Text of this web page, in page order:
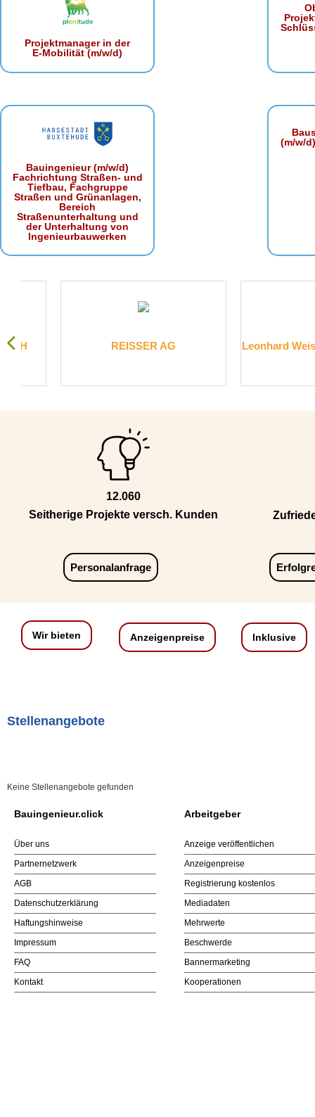
Projektmanager in der
E‑Mobilität (m/w/d)
Bauingenieur (m/w/d)
Fachrichtung Straßen- und
Tiefbau, Fachgruppe
Straßen und Grünanlagen,
Bereich
Straßenunterhaltung und
der Unterhaltung von
Ingenieurbauwerken
(m/w/
REISSER AG Leonhard Weiss
12.060
Seitherige Projekte versch. Kunden
Personalanfrage
Wir bieten Anzeigenpreise Inklusive
Stellenangebote
Keine Stellenangebote gefunden
Bauingenieur.click Arbeitgeber
Über uns
Partnernetzwerk
AGB
Datenschutzerklärung
Haftungshinweise
Impressum
FAQ
Kontakt
Anzeige veröffentlichen
Anzeigenpreise
Registrierung kostenlos
Mediadaten
Mehrwerte
Beschwerde
Bannermarketing
Kooperationen